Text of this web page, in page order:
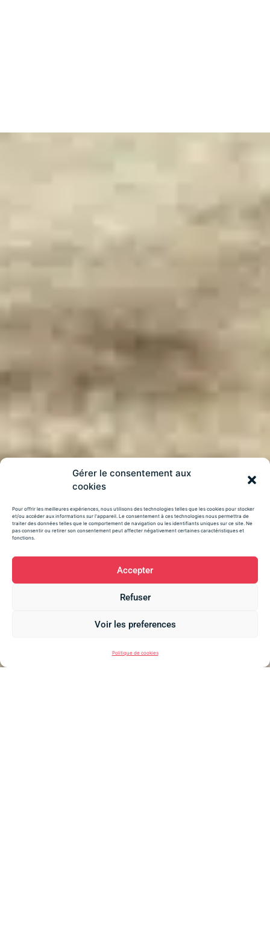
Gérer le consentement aux
cookies
Pour offrir les meilleures expériences, nous utilisons des technologies telles que les cookies pour stocker
et/ou accéder aux informations sur l'appareil. Le consentement à ces technologies nous permettra de
traiter des données telles que le comportement de navigation ou les identifiants uniques sur ce site. Ne
pas consentir ou retirer son consentement peut affecter négativement certaines caractéristiques et
fonctions.
Accepter
Refuser
Voir les preferences
Politique de cookies